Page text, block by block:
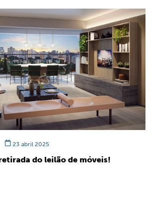
23 abril 2025
do leilão de móveis!